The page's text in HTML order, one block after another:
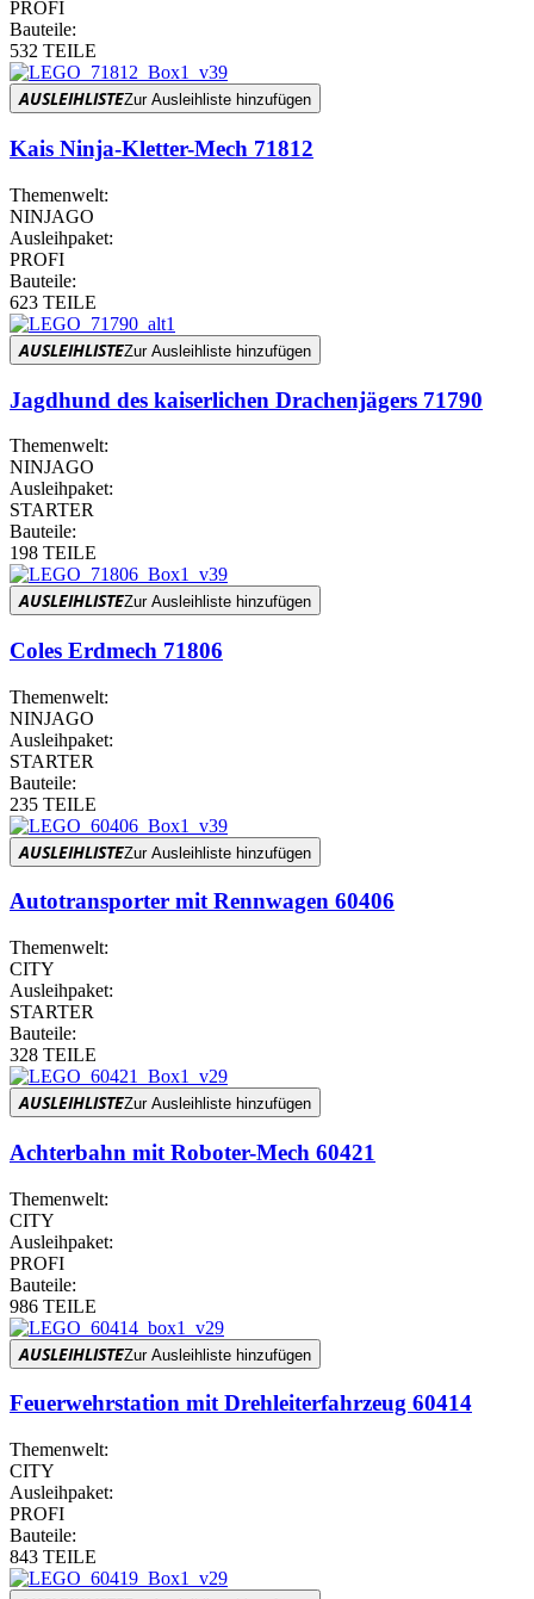
PROFI
Bauteile:
532 TEILE
AUSLEIHLISTEZur Ausleihliste hinzufügen
Kais Ninja-Kletter-Mech 71812
Themenwelt:
NINJAGO
Ausleihpaket:
PROFI
Bauteile:
623 TEILE
AUSLEIHLISTEZur Ausleihliste hinzufügen
Jagdhund des kaiserlichen Drachenjägers 71790
Themenwelt:
NINJAGO
Ausleihpaket:
STARTER
Bauteile:
198 TEILE
AUSLEIHLISTEZur Ausleihliste hinzufügen
Coles Erdmech 71806
Themenwelt:
NINJAGO
Ausleihpaket:
STARTER
Bauteile:
235 TEILE
AUSLEIHLISTEZur Ausleihliste hinzufügen
Autotransporter mit Rennwagen 60406
Themenwelt:
CITY
Ausleihpaket:
STARTER
Bauteile:
328 TEILE
AUSLEIHLISTEZur Ausleihliste hinzufügen
Achterbahn mit Roboter-Mech 60421
Themenwelt:
CITY
Ausleihpaket:
PROFI
Bauteile:
986 TEILE
AUSLEIHLISTEZur Ausleihliste hinzufügen
Feuerwehrstation mit Drehleiterfahrzeug 60414
Themenwelt:
CITY
Ausleihpaket:
PROFI
Bauteile:
843 TEILE